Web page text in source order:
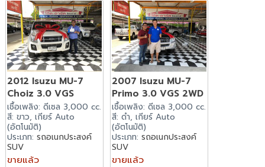
2012 Isuzu MU-7
Choiz 3.0 VGS
เชื้อเพลิง: ดีเซล 3,000 cc.
สี: ขาว, เกียร์ Auto
(อัตโนมัติ)
ประเภท:รถอเนกประสงค์
SUV
ขายแล้ว
2007 Isuzu MU-7
Primo 3.0 VGS 2WD
เชื้อเพลิง: ดีเซล 3,000 cc.
สี: ดำ, เกียร์ Auto
(อัตโนมัติ)
ประเภท: รถอเนกประสงค์
SUV
ขายแล้ว